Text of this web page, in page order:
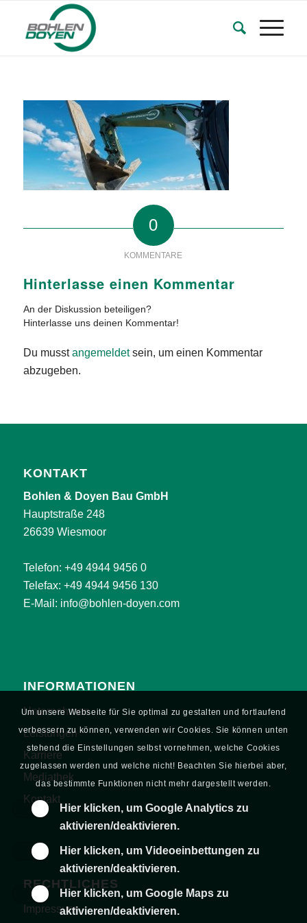
0
KOMMENTARE
Hinterlasse einen Kommentar
An der Diskussion beteiligen?
Hinterlasse uns deinen Kommentar!
Du musstangemeldetsein, um einen Kommentar
abzugeben.
KONTAKT
Bohlen & Doyen Bau GmbH
Hauptstraße 248
26639 Wiesmoor
Telefon: +49 4944 9456 0
Telefax: +49 4944 9456 130
E-Mail: info@bohlen-doyen.com
INFORMATIONEN
Unternehmen
Leistungen
Karriere
Mediathek
Kontakt
RECHTLICHES
Impressum
Um unsere Webseite für Sie optimal zu gestalten und fortlaufend
verbessern zu können, verwenden wir Cookies. Sie können unten
stehend die Einstellungen selbst vornehmen, welche Cookies
zugelassen werden und welche nicht! Beachten Sie hierbei aber,
das bestimmte Funktionen nicht mehr dargestellt werden.
Hier klicken, um Google Analytics zu
aktivieren/deaktivieren.
Hier klicken, um Videoeinbettungen zu
aktivieren/deaktivieren.
Hier klicken, um Google Maps zu
aktivieren/deaktivieren.